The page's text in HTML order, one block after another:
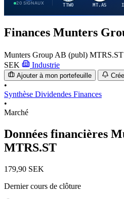
20 SIGNAUX TTWO MT.AS
Finances Munters
Munters Group AB (publ) MTRS.ST
SEK
Industrie
Ajouter à mon portefeuille
•
Synthèse Dividendes Finances
•
Marché
Données financières
MTRS.ST
179,90 SEK
Dernier cours de clôture